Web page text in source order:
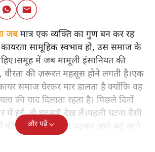
जबमात्र एक व्यक्ति का गुण बन कर रह
सामूहिक स्वभाव हो, उस समाज के
में जब मामूली इंसानियत की
वीरता की ज़रूरत महसूस होने लगती है।एक
समाज घेरकर मार डालता है क्योंकि वह
की याद दिलाता रहता है। पिछले दिनों
में हुई दो घटनाएँ देख लें।पहली घटना वैसी
की खबर हम रोज़ाना पढ़कर आगे बढ़ जाते
हिस्से से ऐसी खबर आती ही रहती है।
और पढ़ें